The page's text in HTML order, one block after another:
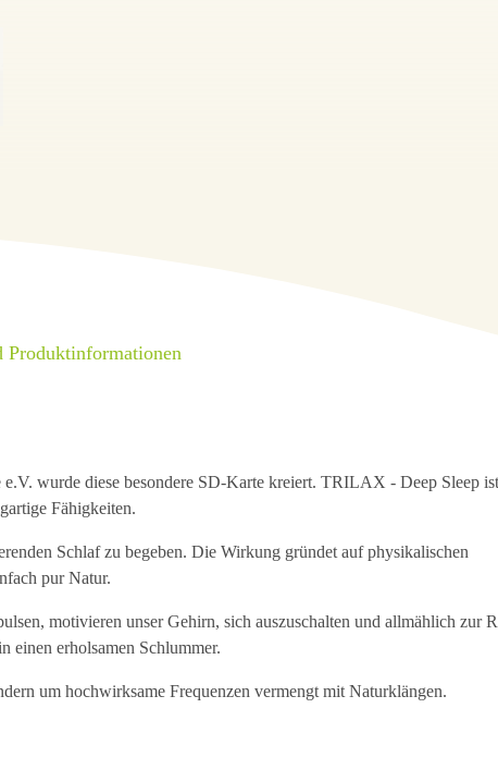
Produktinformationen
wurde diese besondere SD-Karte kreiert. TRILAX - Deep Sleep ist
Fähigkeiten.
Schlaf zu begeben. Die Wirkung gründet auf physikalischen
pur Natur.
motivieren unser Gehirn, sich auszuschalten und allmählich zur
einen erholsamen Schlummer.
um hochwirksame Frequenzen vermengt mit Naturklängen.